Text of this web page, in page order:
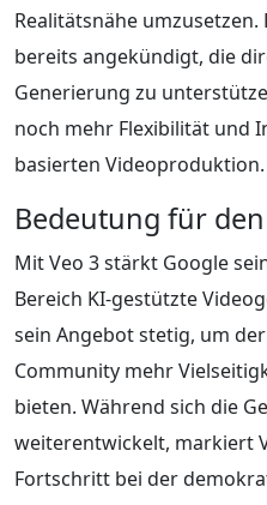
Realitätsnähe
bereits angekündigt, die
Generierung zu
noch mehr Flexibilität und
basierten Videoproduktion.
Bedeutung für
Mit Veo 3 stärkt Google
Bereich KI-gestützte
sein Angebot stetig, um
Community mehr
bieten. Während sich die
weiterentwickelt, markiert
Fortschritt bei der